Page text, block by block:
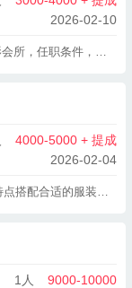
2026-02-10
莆田地区第一品牌薇薇Baby高端儿童摄影会所，任职条件，一定要爱宝宝
4000-5000 + 提成
2026-02-04
岗位职责： 1. 根据家长的要求和宝宝的特点搭配合适的服装； 2. 调节拍摄气氛，配合孩子熟悉环境，调整孩子拍摄状态； 3. 协助摄影师准备好背景、灯光，在拍摄过程中引导孩子表现出最佳表情和动作； 4. 负责孩子在摄影过程中的安全，及服装道具的消毒与日常维护。 职位要求： 1. 具有良好的服务意识和较强的团队协作意识，以提升公司效益为准则； 2. 善于与儿童沟通，性格活泼开朗，工作积极热情； 3. 喜欢摄影 喜爱孩子，有爱心、耐心、童心,亲和力强，能与孩子游戏玩耍； 4. 擅长服装、服饰搭配和造型设计； 5. 熟悉摄影基本知识及操作程序，有一定的摄影基础； 6. 对工作认真负责，细心热心耐心。
1人
9000-10000